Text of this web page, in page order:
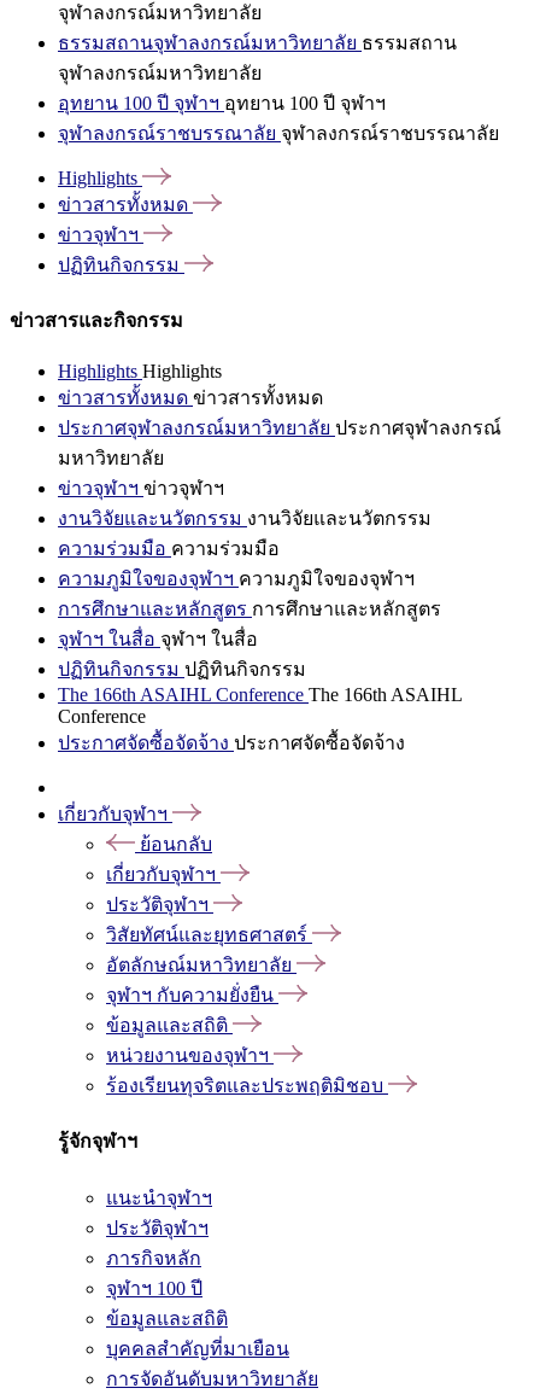
จุฬาลงกรณ์มหาวิทยาลัย
ธรรมสถานจุฬาลงกรณ์มหาวิทยาลัย ธรรมสถาน
จุฬาลงกรณ์มหาวิทยาลัย
อุทยาน 100 ปี จุฬาฯ อุทยาน 100 ปี จุฬาฯ
จุฬาลงกรณ์ราชบรรณาลัย จุฬาลงกรณ์ราชบรรณาลัย
Highlights
ข่าวสารทั้งหมด
ข่าวจุฬาฯ
ปฏิทินกิจกรรม
ข่าวสารและกิจกรรม
Highlights Highlights
ข่าวสารทั้งหมด ข่าวสารทั้งหมด
ประกาศจุฬาลงกรณ์มหาวิทยาลัย ประกาศจุฬาลงกรณ์
มหาวิทยาลัย
ข่าวจุฬาฯ ข่าวจุฬาฯ
งานวิจัยและนวัตกรรม งานวิจัยและนวัตกรรม
ความร่วมมือ ความร่วมมือ
ความภูมิใจของจุฬาฯ ความภูมิใจของจุฬาฯ
การศึกษาและหลักสูตร การศึกษาและหลักสูตร
จุฬาฯ ในสื่อ จุฬาฯ ในสื่อ
ปฏิทินกิจกรรม ปฏิทินกิจกรรม
The 166th ASAIHL Conference The 166th ASAIHL
Conference
ประกาศจัดซื้อจัดจ้าง ประกาศจัดซื้อจัดจ้าง
เกี่ยวกับจุฬาฯ
ย้อนกลับ
เกี่ยวกับจุฬาฯ
ประวัติจุฬาฯ
วิสัยทัศน์และยุทธศาสตร์
อัตลักษณ์มหาวิทยาลัย
จุฬาฯ กับความยั่งยืน
ข้อมูลและสถิติ
หน่วยงานของจุฬาฯ
ร้องเรียนทุจริตและประพฤติมิชอบ
รู้จักจุฬาฯ
แนะนำจุฬาฯ
ประวัติจุฬาฯ
ภารกิจหลัก
จุฬาฯ 100 ปี
ข้อมูลและสถิติ
บุคคลสำคัญที่มาเยือน
การจัดอันดับมหาวิทยาลัย